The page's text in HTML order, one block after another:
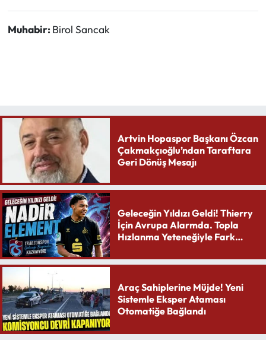
Muhabir: Birol Sancak
Artvin Hopaspor Başkanı Özcan
Çakmakçıoğlu’ndan Taraftara
Geri Dönüş Mesajı
Geleceğin Yıldızı Geldi! Thierry
İçin Avrupa Alarmda. Topla
Hızlanma Yeteneğiyle Fark
Araç Sahiplerine Müjde! Yeni
Sistemle Eksper Ataması
Otomatiğe Bağlandı